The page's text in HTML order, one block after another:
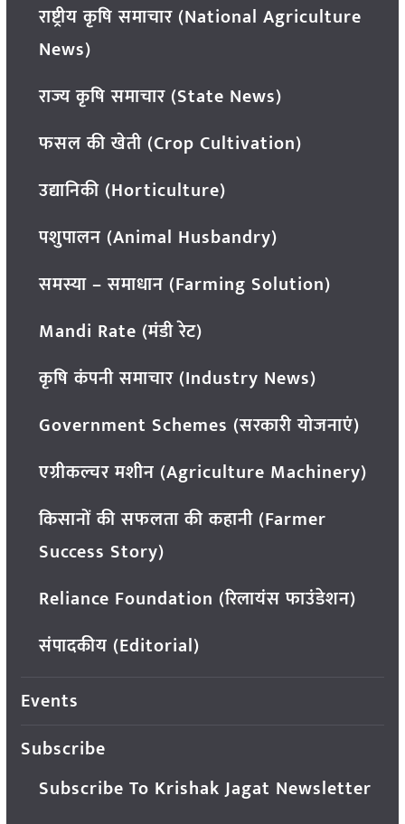
राष्ट्रीय कृषि समाचार (National Agriculture
News)
राज्य कृषि समाचार (State News)
फसल की खेती (Crop Cultivation)
उद्यानिकी (Horticulture)
पशुपालन (Animal Husbandry)
समस्या – समाधान (Farming Solution)
Mandi Rate (मंडी रेट)
कृषि कंपनी समाचार (Industry News)
Government Schemes (सरकारी योजनाएं)
एग्रीकल्चर मशीन (Agriculture Machinery)
किसानों की सफलता की कहानी (Farmer
Success Story)
Reliance Foundation (रिलायंस फाउंडेशन)
संपादकीय (Editorial)
Events
Subscribe
Subscribe To Krishak Jagat Newsletter